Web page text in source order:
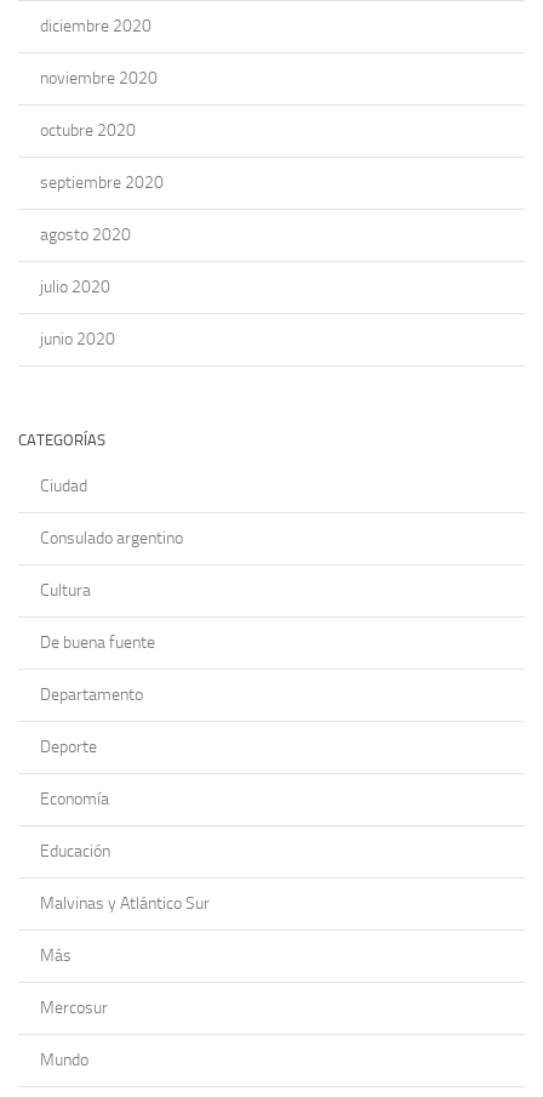
diciembre 2020
noviembre 2020
octubre 2020
septiembre 2020
agosto 2020
julio 2020
junio 2020
CATEGORÍAS
Ciudad
Consulado argentino
Cultura
De buena fuente
Departamento
Deporte
Economía
Educación
Malvinas y Atlántico Sur
Más
Mercosur
Mundo